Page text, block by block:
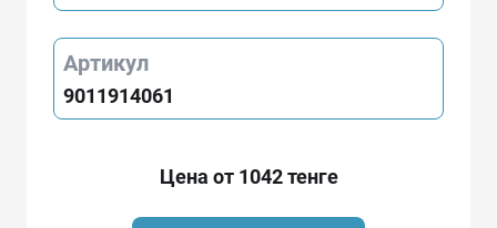
Артикул
9011914061
Цена от 1042 тенге